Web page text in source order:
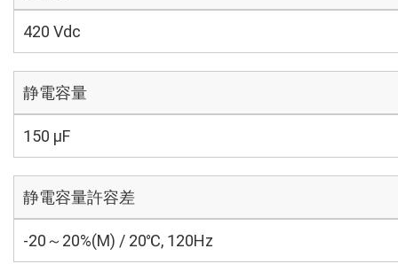
420 Vdc
静電容量
150 µF
静電容量許容差
-20～20%(M) / 20℃, 120Hz